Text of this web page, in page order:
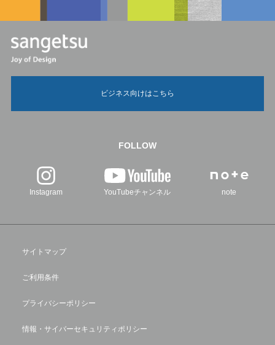
ビジネス向けはこちら
FOLLOW
Instagram YouTubeチャンネル note
サイトマップ
ご利用条件
プライバシーポリシー
情報・サイバーセキュリティポリシー